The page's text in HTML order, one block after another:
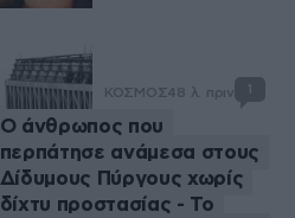
ΚΟΣΜΟΣ48 λ. πριν 1
Ο άνθρωπος που
περπάτησε ανάμεσα στους
Δίδυμους Πύργους χωρίς
δίχτυ προστασίας - Το